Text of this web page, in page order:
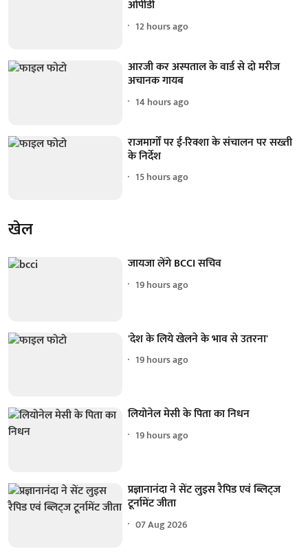
ओपीडी
12 hours ago
आरजी कर अस्पताल के वार्ड से दो मरीज
अचानक गायब
14 hours ago
राजमार्गों पर ई-रिक्शा के संचालन पर सख्ती
के निर्देश
15 hours ago
खेल
जायजा लेंगे BCCI सचिव
19 hours ago
'देश के लिये खेलने के भाव से उतरना'
19 hours ago
लियोनेल मेसी के पिता का निधन
19 hours ago
प्रज्ञानानंदा ने सेंट लुइस रैपिड एवं ब्लिट्ज
टूर्नामेंट जीता
07 Aug 2026